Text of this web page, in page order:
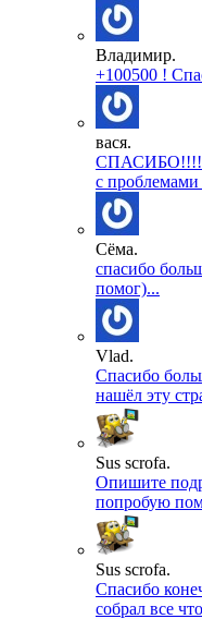
Владимир.
+100500 !
вася.
СПАСИБО!!!!!
с
Сёма.
спасибо
помог)...
Vlad.
Спасибо
нашёл эту
Sus scrofa.
Опишите
попробую
Sus scrofa.
Спасибо
собрал все